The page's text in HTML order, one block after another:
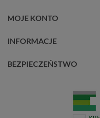
MOJE KONTO
INFORMACJE
BEZPIECZEŃSTWO